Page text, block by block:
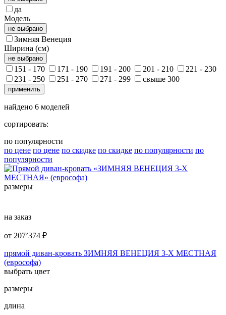
да
Модель
не выбрано
Зимняя Венеция
Ширина (см)
не выбрано
151 - 170 171 - 190 191 - 200 201 - 210
221 - 230
231 - 250
251 - 270 271 - 299 свыше 300
применить
найдено 6 моделей
сортировать:
по популярности
по цене по цене по скидке по скидке по популярности по
популярности
размеры
на заказ
от 207’374 ₽
прямой диван-кровать ЗИМНЯЯ ВЕНЕЦИЯ 3-Х МЕСТНАЯ
(еврософа)
выбрать цвет
размеры
длина